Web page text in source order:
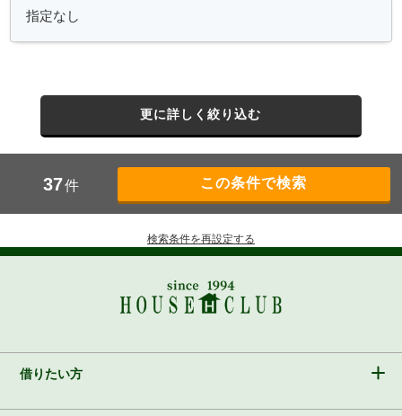
更に詳しく絞り込む
37件
検索条件を再設定する
借りたい方